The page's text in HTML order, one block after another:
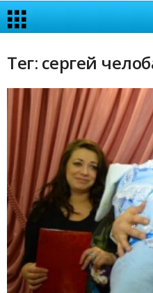
Тег: сергей